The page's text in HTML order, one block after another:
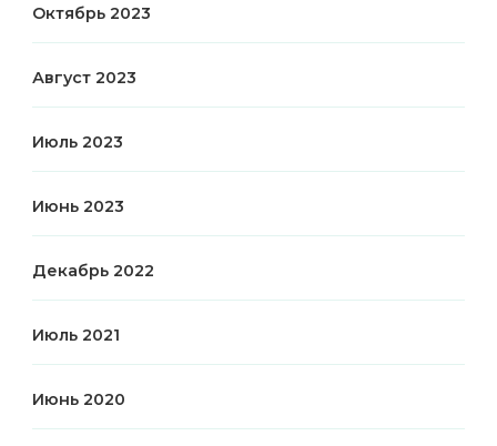
Октябрь 2023
Август 2023
Июль 2023
Июнь 2023
Декабрь 2022
Июль 2021
Июнь 2020